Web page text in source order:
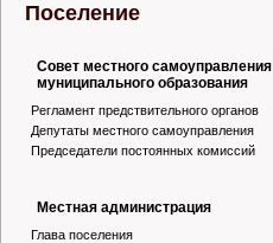
Поселение
Совет местного самоуправления
муниципального образования
Регламент предствительного органов
Депутаты местного самоуправления
Председатели постоянных комиссий
Местная администрация
Глава поселения